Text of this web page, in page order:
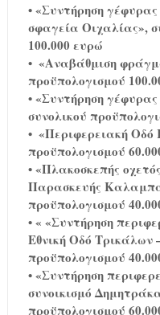
•«Συντήρηση
σφαγεία Οιχαλίας»,
100.000 ευρώ
• «Αναβάθμιση
προϋπολογισμού
•«Συντήρηση
συνολικού
• «Περιφερειακή Οδό
προϋπολογισμού
•«Πλακοσκεπής
Παρασκευής
προϋπολογισμού
•« «Συντήρηση
Εθνική Οδό Τρικάλων
προϋπολογισμού
•«Συντήρηση
συνοικισμό
προϋπολογισμού